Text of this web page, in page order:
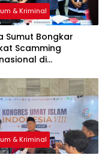
& Kriminal
Sumut Bongkar
Scamming
di
Rugi Rp6,7
& Kriminal